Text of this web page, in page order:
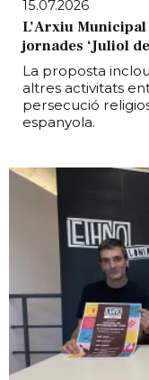
15.07.2026
L’Arxiu
jornades ‘Juliol
La proposta
altres activitats
persecució
espanyola.